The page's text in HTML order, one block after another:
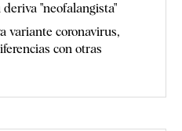
"neofalangista"
variante coronavirus,
con otras